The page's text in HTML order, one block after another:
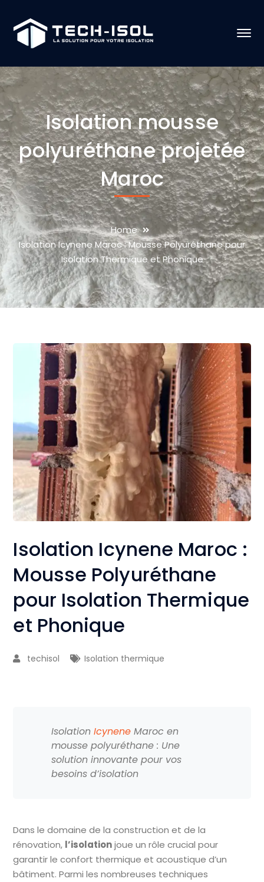
Isolation mousse
polyuréthane projetée
Maroc
Home
Isolation Icynene Maroc : Mousse Polyuréthane pour
Isolation Thermique et Phonique
Isolation Icynene Maroc :
Mousse Polyuréthane
pour Isolation Thermique
et Phonique
techisol Isolation thermique
IsolationIcynene Maroc en
mousse polyuréthane : Une
solution innovante pour vos
besoins d’isolation
Dans le domaine de la construction et de la
rénovation, l’isolationjoue un rôle crucial pour
garantir le confort thermique et acoustique d’un
bâtiment. Parmi les nombreuses techniques